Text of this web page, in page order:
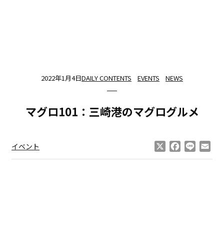
2022年1月4日DAILY CONTENTS EVENTS NEWS
マグロ101：三崎港のマグログルメ
イベント Facebook
Line